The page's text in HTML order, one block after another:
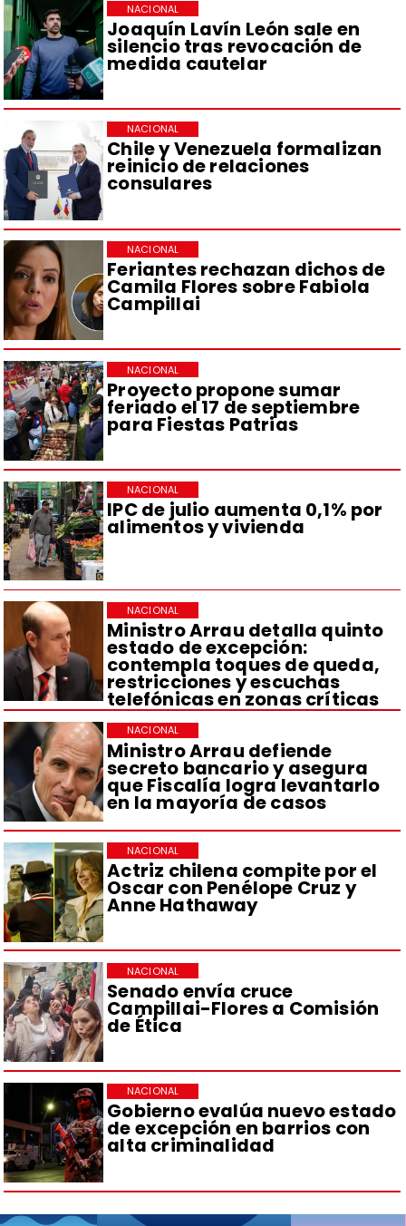
Joaquín Lavín León sale en
silencio tras revocación de
medida cautelar
NACIONAL
Chile y Venezuela formalizan
reinicio de relaciones
consulares
NACIONAL
Feriantes rechazan dichos de
Camila Flores sobre Fabiola
Campillai
NACIONAL
Proyecto propone sumar
feriado el 17 de septiembre
para Fiestas Patrias
NACIONAL
IPC de julio aumenta 0,1% por
alimentos y vivienda
NACIONAL
Ministro Arrau detalla quinto
estado de excepción:
contempla toques de queda,
restricciones y escuchas
telefónicas en zonas críticas
NACIONAL
Ministro Arrau defiende
secreto bancario y asegura
que Fiscalía logra levantarlo
en la mayoría de casos
NACIONAL
Actriz chilena compite por el
Oscar con Penélope Cruz y
Anne Hathaway
NACIONAL
Senado envía cruce
Campillai-Flores a Comisión
de Ética
NACIONAL
Gobierno evalúa nuevo estado
de excepción en barrios con
alta criminalidad
NACIONAL